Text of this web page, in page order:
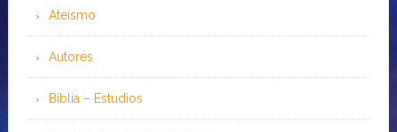
Ateísmo
Autores
Biblia – Estudios